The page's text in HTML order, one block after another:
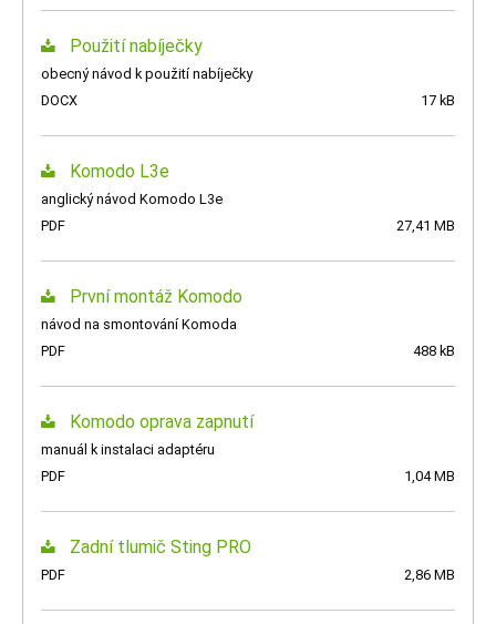
Použití nabíječky
obecný návod k použití nabíječky
DOCX
17 kB
Komodo L3e
anglický návod Komodo L3e
PDF
27,41 MB
První montáž Komodo
návod na smontování Komoda
PDF
488 kB
Komodo oprava zapnutí
manuál k instalaci adaptéru
PDF
1,04 MB
Zadní tlumič Sting PRO
PDF 2,86 MB